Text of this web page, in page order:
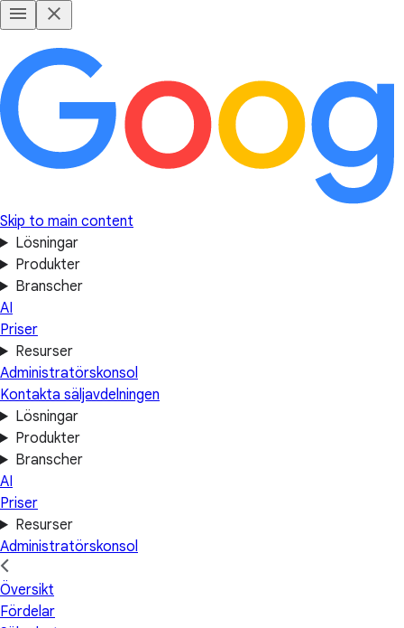
Skip to main content
Lösningar
Produkter
Branscher
AI
Priser
Resurser
Administratörskonsol
Kontakta säljavdelningen
Lösningar
Produkter
Branscher
AI
Priser
Resurser
Administratörskonsol
Översikt
Fördelar